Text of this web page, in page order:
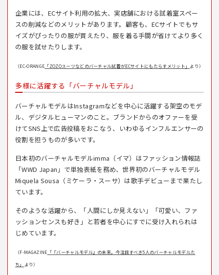
企業には、ECサイト利用の拡大、実店舗における試着室スペー
スの削減などのメリットがあります。顧客も、ECサイトでもサ
イズがぴったりの服が買えたり、服を着る手間が省けてより多く
の服を試せたりします。
（EC-ORANGE 「ZOZOスーツなどのバーチャル試着がECサイトにもたらすメリット」 より）
多様に活躍する「バーチャルモデル」
バーチャルモデルはInstagramなどを中心に活躍する架空のモデ
ル、デジタルヒューマンのこと。ブランドからのオファーを受
けてSNS上で広告投稿をおこなう、いわゆるインフルエンサーの
役割を担うものが多いです。
日本初のバーチャルモデルimma（イマ） はファッション情報誌
「WWD Japan」で単独表紙を務め、世界初のバーチャルモデル
Miquela Sousa（ミケーラ・スーサ） は歌手デビューまで果たし
ています。
そのような活躍から、「人間にしか見えない」「可愛い、ファ
ッションセンスも好き」と若者を中心にすでに受け入れられは
じめています。
（F-MAGAZINE 「『バーチャルモデル』の未来。今注目すべき5人のバーチャルモデルた
ち」
より）